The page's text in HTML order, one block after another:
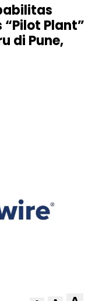
Plant”
di Pune,